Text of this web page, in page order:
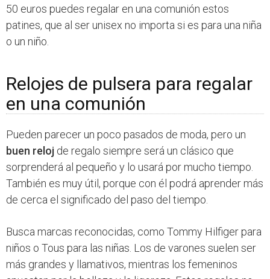
50 euros puedes regalar en una comunión estos
patines, que al ser unisex no importa si es para una niña
o un niño.
Relojes de pulsera para regalar
en una comunión
Pueden parecer un poco pasados de moda, pero un
buen reloj de regalo siempre será un clásico que
sorprenderá al pequeño y lo usará por mucho tiempo.
También es muy útil, porque con él podrá aprender más
de cerca el significado del paso del tiempo.
Busca marcas reconocidas, como Tommy Hilfiger para
niños o Tous para las niñas. Los de varones suelen ser
más grandes y llamativos, mientras los femeninos